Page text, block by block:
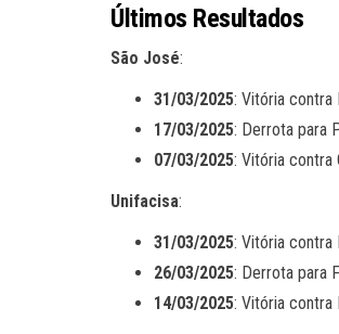
Últimos Resultados
São José:
31/03/2025: Vitória contra
17/03/2025: Derrota para
07/03/2025: Vitória contra
Unifacisa:
31/03/2025: Vitória contra
26/03/2025: Derrota para
14/03/2025: Vitória contra